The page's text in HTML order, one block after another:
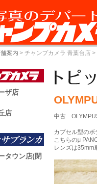
案内 > チャンプカメラ 青葉台店 >
中古
カプセル型のボ
こちらのμ
レンズは
ザ店
店
タウン店(閉